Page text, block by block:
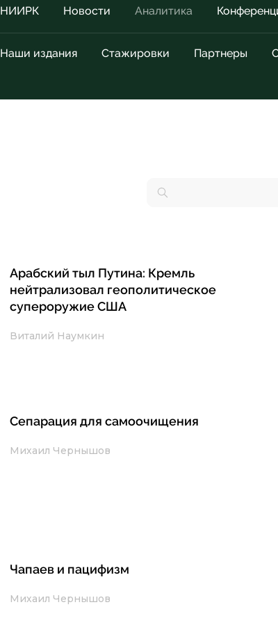
НИИРК Новости Аналитика
Наши издания Стажировки Партнеры
Арабский тыл Путина: Кремль
нейтрализовал геополитическое
супероружие США
Виталий Наумкин
Сепарация для самоочищения
Михаил Чернышов
Чапаев и пацифизм
Михаил Чернышов